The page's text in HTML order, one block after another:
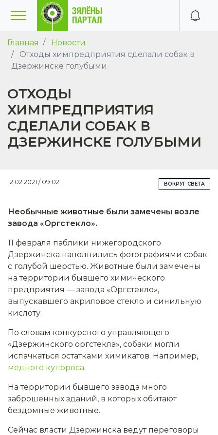
Главная
Новости
Отходы химпредприятия сделали собак в
Дзержинске голубыми
ОТХОДЫ
ХИМПРЕДПРИЯТИЯ
СДЕЛАЛИ СОБАК В
ДЗЕРЖИНСКЕ ГОЛУБЫМИ
12.02.2021 / 09:02 ВОКРУГ СВЕТА
Необычные животные были замечены возле
завода «Оргстекло».
11 февраля паблики нижегородского
Дзержинска наполнились фотографиями собак
с голубой шерстью. Животные были замечены
на территории бывшего химического
предприятия — завода «Оргстекло»,
выпускавшего акриловое стекло и синильную
кислоту.
По словам конкурсного управляющего
«Дзержинского оргстекла», собаки могли
испачкаться остатками химикатов. Например,
медного купороса.
На территории бывшего завода много
заброшенных зданий, в которых обитают
бездомные животные.
Сейчас власти Дзержинска ведут переговоры